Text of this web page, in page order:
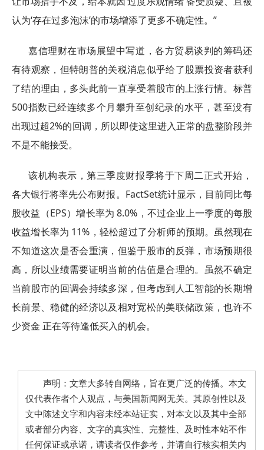
认为‘存在过多泡沫’的市场增添了更多不确定性。”
嘉信理财在市场展望中写道，各方贸易谈判的筹码还
有待观察，但特朗普的关税消息似乎给了股票投资者获利
了结的理由，多头此前一直享受着股市的上涨行情。标普
500指数已经连续多个月攀升至创纪录的水平，甚至没有
出现过超2%的回调，所以即使这里进入正常的盘整阶段并
不是不能接受。
该机构表示，第三季度财报季将于下周二正式开始，
各大银行将率先公布财报。FactSet统计显示，目前同比每
股收益（EPS）增长率为 8.0%，不过企业上一季度的每股
收益增长率为 11%，轻松超过了分析师的预期。虽然现在
不知道这次是否会重演，但鉴于股市的反弹，市场预期很
高，所以业绩需要证明当前的估值是合理的。虽然不确定
当前股市的回调会持续多深，但考虑到人工智能的长期增
长前景、稳健的经济以及相对宽松的美联储政策，也许不
少资金 正在等待逢低买入的机会。
声明：文章大多转自网络，旨在更广泛的传播。本文
仅代表作者个人观点，与美国新闻网无关。其原创性以及
文中陈述文字和内容未经本站证实，对本文以及其中全部
或者部分内容、文字的真实性、完整性、及时性本站不作
任何保证或承诺，请读者仅作参考，并请自行核实相关内